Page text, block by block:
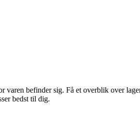
befinder sig. Få et overblik over
bedst til dig.